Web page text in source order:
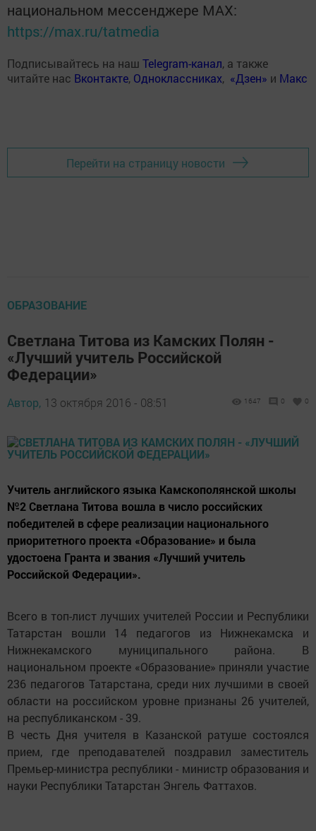
национальном мессенджере MАХ:
https://max.ru/tatmedia
Подписывайтесь на наш Telegram-канал, а также
читайте нас Вконтакте, Одноклассниках, «Дзен» и Макс
Перейти на страницу новости
ОБРАЗОВАНИЕ
Светлана Титова из Камских Полян -
«Лучший учитель Российской
Федерации»
Автор, 13 октября 2016 - 08:51 1647 0 0
Учитель английского языка Камскополянской школы
№2 Светлана Титова вошла в число российских
победителей в сфере реализации национального
приоритетного проекта «Образование» и была
удостоена Гранта и звания «Лучший учитель
Российской Федерации».
Всего в топ-лист лучших учителей России и Республики
Татарстан вошли 14 педагогов из Нижнекамска и
Нижнекамского муниципального района. В
национальном проекте «Образование» приняли участие
236 педагогов Татарстана, среди них лучшими в своей
области на российском уровне признаны 26 учителей,
на республиканском - 39.
В честь Дня учителя в Казанской ратуше состоялся
прием, где преподавателей поздравил заместитель
Премьер-министра республики - министр образования и
науки Республики Татарстан Энгель Фаттахов.